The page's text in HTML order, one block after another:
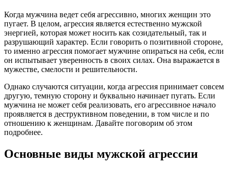
Когда мужчина ведет себя агрессивно, многих женщин это
пугает. В целом, агрессия является естественно мужской
энергией, которая может носить как созидательный, так и
разрушающий характер. Если говорить о позитивной стороне,
то именно агрессия помогает мужчине опираться на себя, если
он испытывает уверенность в своих силах. Она выражается в
мужестве, смелости и решительности.
Однако случаются ситуации, когда агрессия принимает совсем
другую, темную сторону и буквально начинает пугать. Если
мужчина не может себя реализовать, его агрессивное начало
проявляется в деструктивном поведении, в том числе и по
отношению к женщинам. Давайте поговорим об этом
подробнее.
Основные виды мужской агрессии